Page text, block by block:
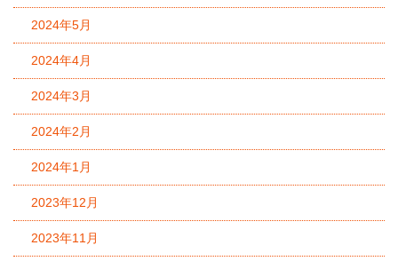
2024年5月
2024年4月
2024年3月
2024年2月
2024年1月
2023年12月
2023年11月